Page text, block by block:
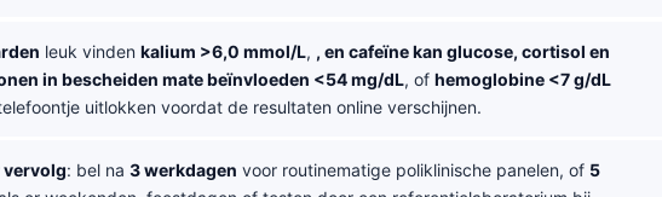
leuk vinden kalium >6,0 mmol/L, , en cafeïne kan glucose, cortisol en
in bescheiden mate beïnvloeden <54 mg/dL, of hemoglobine <7 g/dL
uitlokken voordat de resultaten online verschijnen.
: bel na 3 werkdagen voor routinematige poliklinische panelen, of 5